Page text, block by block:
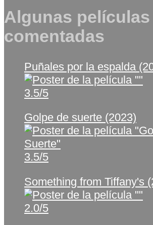
Algunas películas
comentadas
Puñales por la espalda
3.5/5
Golpe de suerte (2023)
3.5/5
Something from Tiffany's
2.0/5